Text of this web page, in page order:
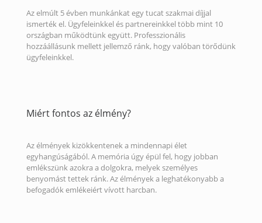
Az elmúlt 5 évben munkánkat egy tucat szakmai díjjal
ismerték el. Ügyfeleinkkel és partnereinkkel több mint 10
országban működtünk együtt. Professzionális
hozzáállásunk mellett jellemző ránk, hogy valóban törődünk
ügyfeleinkkel.
Miért fontos az élmény?
Az élmények kizökkentenek a mindennapi élet
egyhangúságából. A memória úgy épül fel, hogy jobban
emlékszünk azokra a dolgokra, melyek személyes
benyomást tettek ránk. Az élmények a leghatékonyabb a
befogadók emlékeiért vívott harcban.